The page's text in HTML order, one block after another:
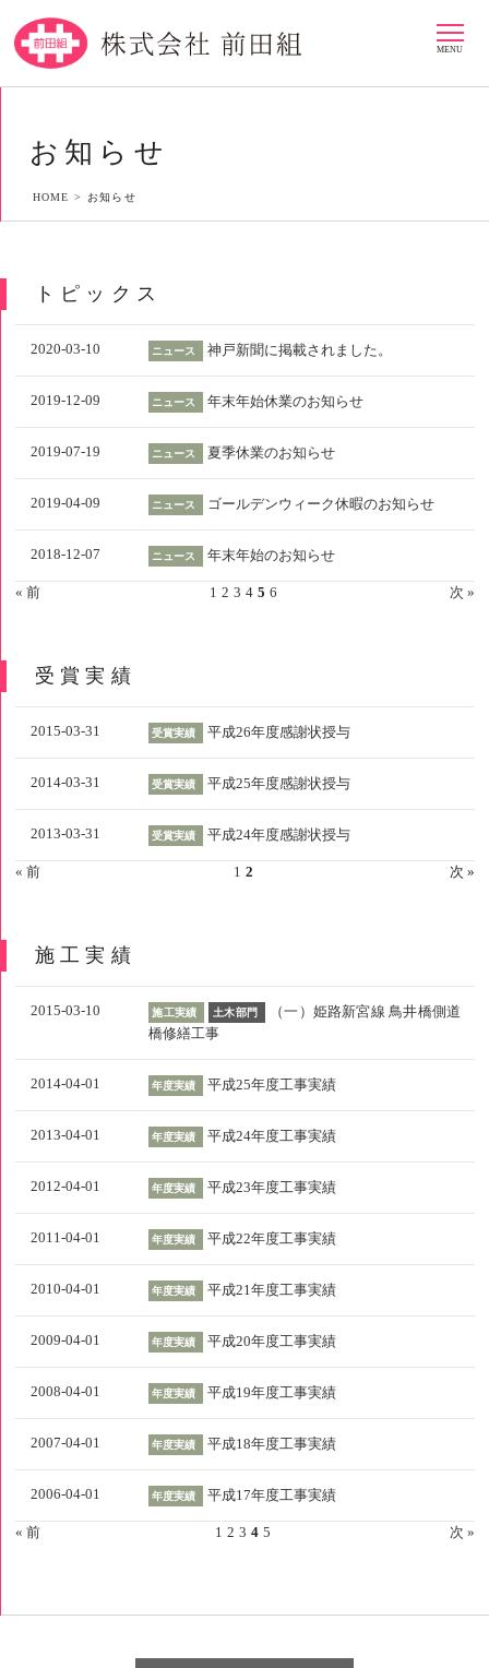
MENU
お知らせ
HOME > お知らせ
トピックス
2020-03-10 ニュース 神戸新聞に掲載されました。
2019-12-09 ニュース 年末年始休業のお知らせ
2019-07-19 ニュース 夏季休業のお知らせ
2019-04-09 ニュース ゴールデンウィーク休暇のお知らせ
2018-12-07 ニュース 年末年始のお知らせ
« 前 1 2 3 4 5 6 次 »
受賞実績
2015-03-31 受賞実績 平成26年度感謝状授与
2014-03-31 受賞実績 平成25年度感謝状授与
2013-03-31 受賞実績 平成24年度感謝状授与
« 前 1 2 次 »
施工実績
2015-03-10 施工実績 土木部門
（一）姫路新宮線 鳥井橋側道
橋修繕工事
2014-04-01 年度実績 平成25年度工事実績
2013-04-01 年度実績 平成24年度工事実績
2012-04-01 年度実績 平成23年度工事実績
2011-04-01 年度実績 平成22年度工事実績
2010-04-01 年度実績 平成21年度工事実績
2009-04-01 年度実績 平成20年度工事実績
2008-04-01 年度実績 平成19年度工事実績
2007-04-01 年度実績 平成18年度工事実績
2006-04-01 年度実績 平成17年度工事実績
« 前 1 2 3 4 5 次 »